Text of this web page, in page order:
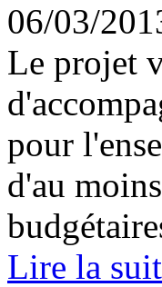
06/03/
Le projet
pour
d'au
Lire la